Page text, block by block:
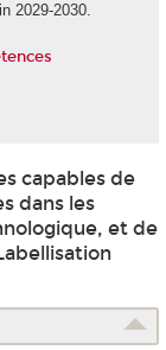
2029-2030.
capables de
dans les
et de